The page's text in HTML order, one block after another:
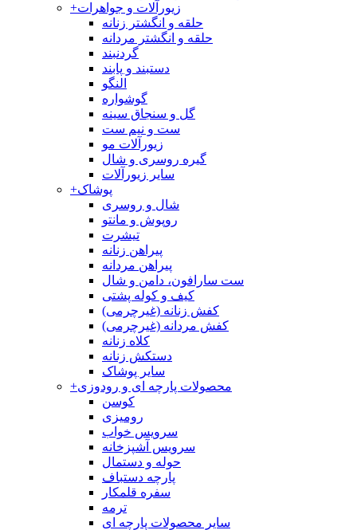
+زیورآلات و جواهرات
حلقه و انگشتر زنانه
حلقه و انگشتر مردانه
گردنبند
دستبند و پابند
النگو
گوشواره
گل و سنجاق سینه
ست و نیم ست
زیورآلات مو
گیره روسری و شال
سایر زیورآلات
+پوشاک
شال و روسری
روپوش و مانتو
تیشرت
پیراهن زنانه
پیراهن مردانه
ست سارافون، دامن و شال
کیف و کوله پشتی
کفش زنانه (غیرچرمی)
کفش مردانه (غیرچرمی)
کلاه زنانه
دستکش زنانه
سایر پوشاک
+محصولات پارچه ای و رودوزی
کوسن
رومیزی
سرویس خواب
سرویس آشپزخانه
حوله و دستمال
پارچه دستباف
سفره قلمکار
ترمه
سایر محصولات پارچه ای